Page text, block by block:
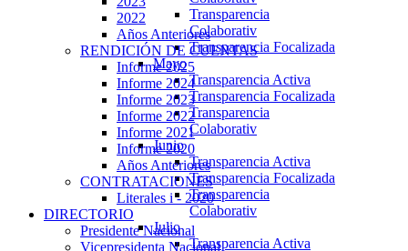
Transparencia
Colaborativ
Transparencia Focalizada
Mayo
Transparencia Activa
Transparencia Focalizada
Transparencia
Colaborativ
Junio
Transparencia Activa
Transparencia Focalizada
Transparencia
Colaborativ
Julio
Transparencia Activa
2022
Años Anteriores
RENDICIÓN DE CUENTAS
Informe 2025
Informe 2024
Informe 2023
Informe 2022
Informe 2021
Informe 2020
Años Anteriores
CONTRATACIONES
Literales i - 2020
DIRECTORIO
Presidente Nacional
Vicepresidenta Nacional